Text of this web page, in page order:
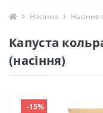
Насіння Насіння
Капуста
(насіння)
-15%